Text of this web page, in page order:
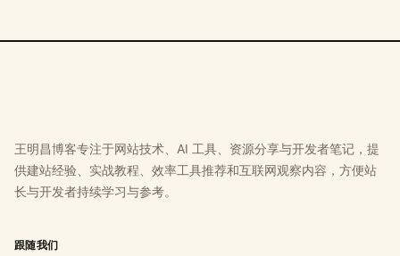
王明昌博客专注于网站技术、AI 工具、资源分享与开发者笔记，提
供建站经验、实战教程、效率工具推荐和互联网观察内容，方便站
长与开发者持续学习与参考。
跟随我们